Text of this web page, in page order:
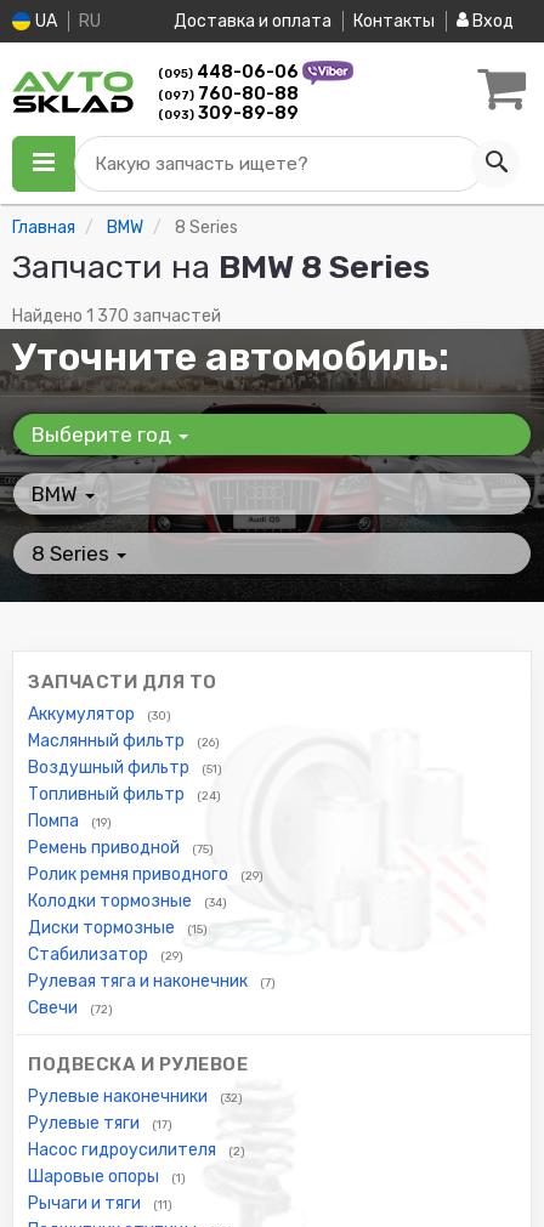
UA RU Доставка и оплата Контакты Вход
(095) 448-06-06
(097) 760-80-88
(093) 309-89-89
Какую запчасть ищете?
Главная BMW 8 Series
Запчасти на BMW 8 Series
Найдено 1 370 запчастей
Уточните автомобиль:
Выберите год
BMW
8 Series
ЗАПЧАСТИ ДЛЯ ТО
Аккумулятор (30)
Маслянный фильтр (26)
Воздушный фильтр (51)
Топливный фильтр (24)
Помпа (19)
Ремень приводной (75)
Ролик ремня приводного (29)
Колодки тормозные (34)
Диски тормозные (15)
Стабилизатор (29)
Рулевая тяга и наконечник (7)
Свечи (72)
ПОДВЕСКА И РУЛЕВОЕ
Рулевые наконечники (32)
Рулевые тяги (17)
Насос гидроусилителя (2)
Шаровые опоры (1)
Рычаги и тяги (11)